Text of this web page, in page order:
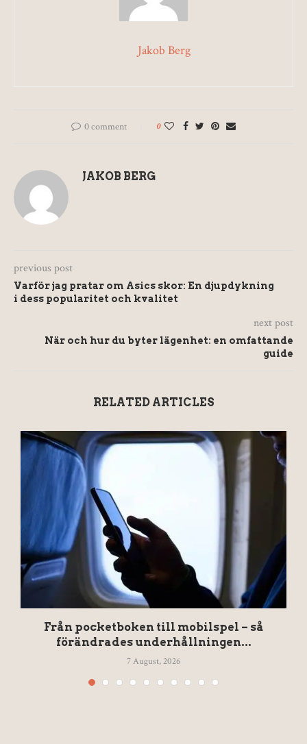
Jakob Berg
0 comment 0
JAKOB BERG
previous post
Varför jag pratar om Asics skor: En djupdykning
i dess popularitet och kvalitet
next post
När och hur du byter lägenhet: en omfattande
guide
RELATED ARTICLES
Från pocketboken till mobilspel – så
förändrades underhållningen...
7 August, 2026